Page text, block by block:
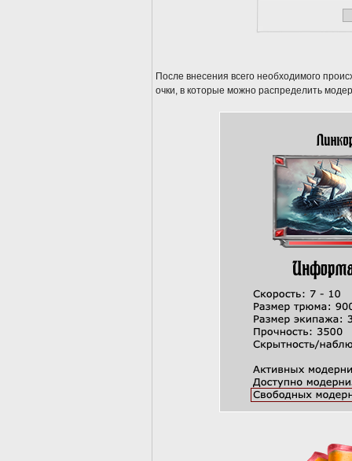
После внесения всего необходимого
очки, в которые можно распределить